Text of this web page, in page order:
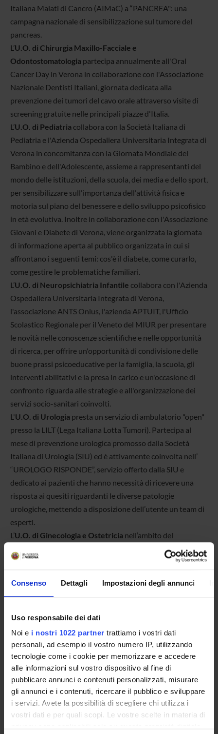
Consenso Dettagli Impostazioni degli annunci
Uso responsabile dei dati
Noi e i nostri 1022 partner trattiamo i vostri dati
personali, ad esempio il vostro numero IP, utilizzando
tecnologie come i cookie per memorizzare e accedere
alle informazioni sul vostro dispositivo al fine di
pubblicare annunci e contenuti personalizzati, misurare
gli annunci e i contenuti, ricercare il pubblico e sviluppare
i servizi. Avete la possibilità di scegliere chi utilizza i
vostri dati e per quali scopi. Le vostre scelte in materia di
Italiana Malati di Cancro (AIMaC) a “PANCREA": una
campagna nazionale di sensibilizzazione sul tumore del
pancreas.
L’U.O. di Chirurgia Maxillo-Facciale e
Odontostomatologiapartecipa annualmente all'Oral
Cancer Day in Verona in collaborazione con l'Associazione
Nazionale Dentisti Italiani, giornata dedicata alla
prevenzione dei tumori del cavo orale attraverso visite di
screening gratuite nelle principali piazze d'Italia.
L’U.O. di Pediatria collabora con la Società Italiana di
Pediatria e l'Azienda Ospedaliera Universitaria Integrata di
Verona in concomitanza con la Giornata Mondiale del
Bambino e dell'Adolescente, assieme a rappresentanti del
mondo delle istituzioni, della scuola, dei media e dello sport,
per sensibilizzare sull'importanza dell'attività fisica e
motoria sul piano del benessere e dello sviluppo psicofisico
in età evolutiva. Inoltre in collaborazione con l'Associazione
Giovani e Diabete di Verona, viene organizzata la giornata
di informazione aperta al pubblico organizzata in cui si
affrontano i seguenti temi: cos'è il diabete, come curarlo,
come gestire le problematiche familiari.
L’U.O. di Neuropsichiatria Infantile collabora con l'Azienda
Ospedaliera Universitaria Integrata di Verona,
l'associazione ANTS Onlus, l'azienda APTUIT, l'Ufficio
Scolastico Regionale per il Veneto del MIUR per presentare
le novità nelle conoscenze scientifiche e nelle opportunità
di ricerca, per offrire un'opportunità di condivisione delle
buone prassi psicoeducative per la famiglia, la scuola, gli
interventi abilitativi e la presa in carico e un'occasione di
confronto riguarda alle strategie e all'organizzazione dei
servizi socio-sanitari coinvolti.
L'U.O. di Urologiapresta un servizio di ambulatorio "open"
presso la LILT (Lega Italiana Lotta Tumori). Partecipa al
mese di prevenzione urologica promosso dalla Società
Italiana di Urologia (SIU) ed è attivamente coinvolta nell’
“UROLOGO RISPONDE”, servizio offerto dalla SIU e
dedicato ai pazienti che hanno necessità di ricevere una
risposta ai quesiti riguardanti le diverse patologie
urologiche, mettendo a disposizione dell’utente un team di
esperti.
L’U.O. di Ginecologia e Ostetricia nell’ambito del
trattamento globale chirurgico e chemioterpiaco è
integrata nelle ricerche volte alla formazione della SIOG
conoscenza e diffusione al pubblico della patologia
(Osservatorio Nazionale sulla Salute della Donna).
Riferimento Regionale per l’ADHD (Attention-
Deficit/Hyperactivity Disorder); collabora con l'Azienda
Ospedaliera Universitaria Integrata di Verona,
l'associazione ANTS Onlus, l'azienda APTUIT, l'Ufficio
Scolastico Regionale per il Veneto del MIUR per presentare
le novità nelle conoscenze scientifiche e nelle opportunità
di ricerca, per offrire un'opportunità di condivisione delle